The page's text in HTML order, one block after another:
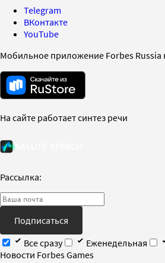
Telegram
ВКонтакте
YouTube
Мобильное приложение Forbes Russia
На сайте работает синтез речи
Рассылка:
Подписаться
Все сразу
Еженедельная
Новости Forbes Games